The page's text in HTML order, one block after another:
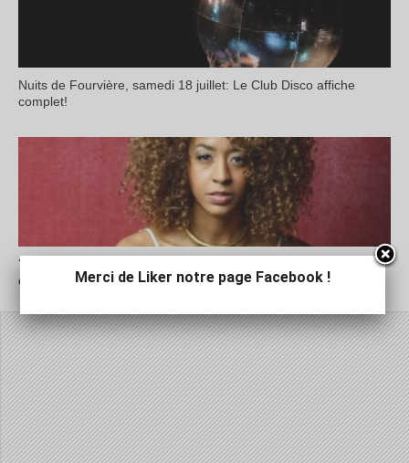
Nuits de Fourvière, samedi 18 juillet: Le Club Disco affiche
complet!
Yilian Cañizares aux Nuits de Fourvière: « L’écoute est un acte
d’amour »Merci de Liker notre page Facebook !